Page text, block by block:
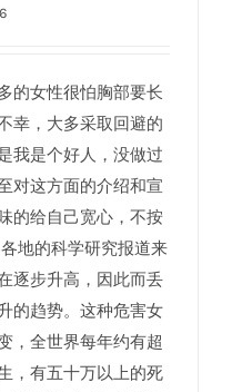
的女性很怕胸部要长
幸，大多采取回避的
我是个好人，没做过
对这方面的介绍和宣
的给自己宽心，不按
地的科学研究报道来
逐步升高，因此而丢
的趋势。这种危害女
，全世界每年约有超
，有五十万以上的死